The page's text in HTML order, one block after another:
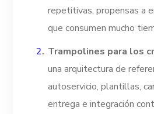
repetitivas, propensas a
que consumen mucho
Trampolines para los
una arquitectura de
autoservicio, plantillas,
entrega e integración